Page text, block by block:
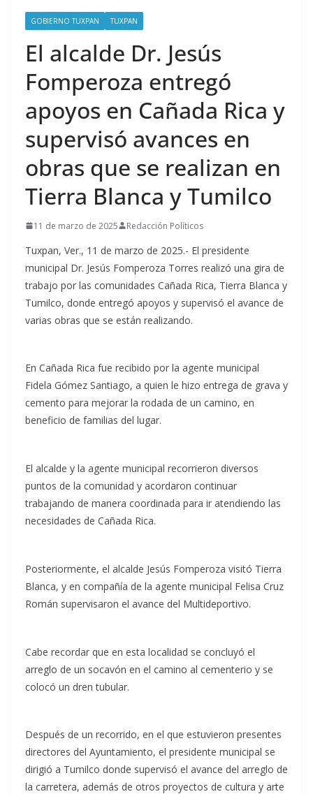
GOBIERNO TUXPAN TUXPAN
El alcalde Dr. Jesús
Fomperoza entregó
apoyos en Cañada Rica y
supervisó avances en
obras que se realizan en
Tierra Blanca y Tumilco
11 de marzo de 2025 Redacción Políticos
Tuxpan, Ver., 11 de marzo de 2025.- El presidente
municipal Dr. Jesús Fomperoza Torres realizó una gira de
trabajo por las comunidades Cañada Rica, Tierra Blanca y
Tumilco, donde entregó apoyos y supervisó el avance de
varias obras que se están realizando.
En Cañada Rica fue recibido por la agente municipal
Fidela Gómez Santiago, a quien le hizo entrega de grava y
cemento para mejorar la rodada de un camino, en
beneficio de familias del lugar.
El alcalde y la agente municipal recorrieron diversos
puntos de la comunidad y acordaron continuar
trabajando de manera coordinada para ir atendiendo las
necesidades de Cañada Rica.
Posteriormente, el alcalde Jesús Fomperoza visitó Tierra
Blanca, y en compañía de la agente municipal Felisa Cruz
Román supervisaron el avance del Multideportivo.
Cabe recordar que en esta localidad se concluyó el
arreglo de un socavón en el camino al cementerio y se
colocó un dren tubular.
Después de un recorrido, en el que estuvieron presentes
directores del Ayuntamiento, el presidente municipal se
dirigió a Tumilco donde supervisó el avance del arreglo de
la carretera, además de otros proyectos de cultura y arte